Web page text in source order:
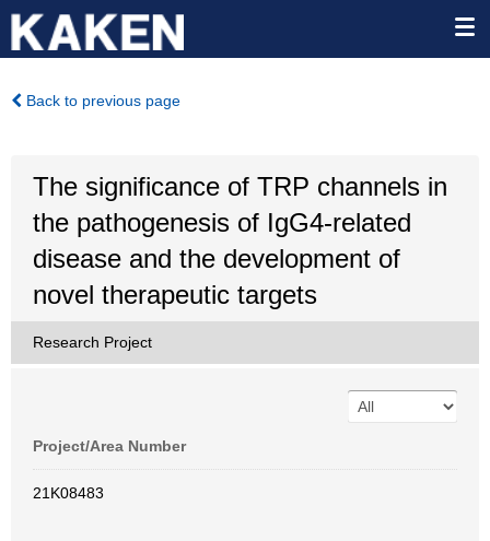
Back to previous page
The significance of TRP channels in
the pathogenesis of IgG4-related
disease and the development of
novel therapeutic targets
Research Project
Project/Area Number
21K08483